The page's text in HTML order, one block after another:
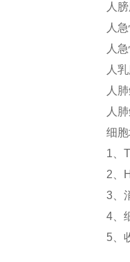
人
人
人
人
人
人
细
1、
2、
3、
4、
5、